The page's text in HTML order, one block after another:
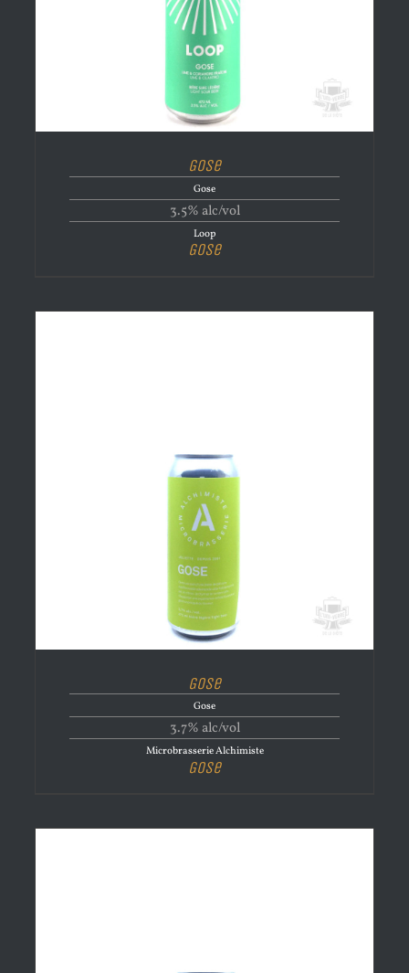
Gose
Gose
3.5% alc/vol
Loop
Gose
Gose
Gose
3.7% alc/vol
Microbrasserie Alchimiste
Gose